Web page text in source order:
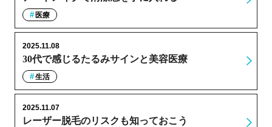
医療
30代で感じるたるみサインと美容医療
2025.11.08
生活
レーザー脱毛のリスクも知っておこう
2025.11.07